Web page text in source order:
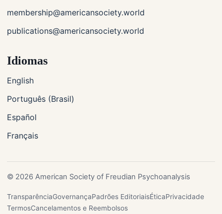
membership@americansociety.world
publications@americansociety.world
Idiomas
English
Português (Brasil)
Español
Français
© 2026 American Society of Freudian Psychoanalysis
TransparênciaGovernançaPadrões EditoriaisÉticaPrivacidade
TermosCancelamentos e Reembolsos